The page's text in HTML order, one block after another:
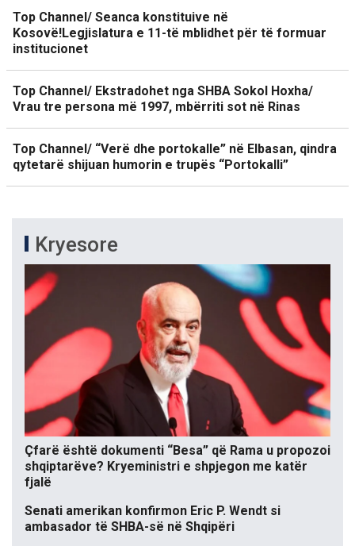
Top Channel/ Seanca konstituive në
Kosovë!Legjislatura e 11-të mblidhet për të formuar
institucionet
Top Channel/ Ekstradohet nga SHBA Sokol Hoxha/
Vrau tre persona më 1997, mbërriti sot në Rinas
Top Channel/ “Verë dhe portokalle” në Elbasan, qindra
qytetarë shijuan humorin e trupës “Portokalli”
Kryesore
Çfarë është dokumenti “Besa” që Rama u propozoi
shqiptarëve? Kryeministri e shpjegon me katër
fjalë
Senati amerikan konfirmon Eric P. Wendt si
ambasador të SHBA-së në Shqipëri